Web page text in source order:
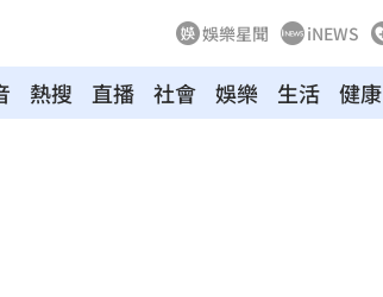
娛樂星聞 iNEWS
熱搜 直播 社會 娛樂 生活 健康